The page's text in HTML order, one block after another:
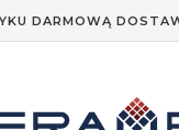
DARMOWĄ